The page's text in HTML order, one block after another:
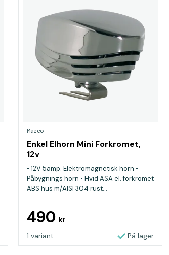
Marco
Enkel Elhorn Mini Forkromet,
12v
• 12V 5amp. Elektromagnetisk horn •
Påbygnings horn • Hvid ASA el. forkromet
ABS hus m/AISI 304 rust...
490 kr
1 variant På lager